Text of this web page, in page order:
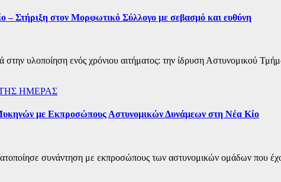
Στήριξη στον Μορφωτικό Σύλλογο με σεβασμό και ευθύνη
υλοποίηση ενός χρόνιου αιτήματος: την ίδρυση Αστυνομικού
ΗΜΕΡΑΣ
με Εκπροσώπους Αστυνομικών Δυνάμεων στη Νέα Κίο
συνάντηση με εκπροσώπους των αστυνομικών ομάδων που